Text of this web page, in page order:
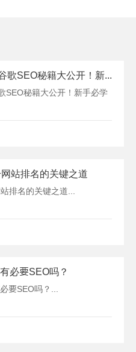
"官网没人看？"谷歌SEO秘籍大公开！新手必学🔥
SEO秘籍大公开！新手必学
站排名的关键之道
排名的关键之道...
必要SEO吗？
要SEO吗？...